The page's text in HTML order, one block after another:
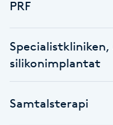
Funktionsanalys
Föning
PRF
silikonimplantat
Samtalsterapi